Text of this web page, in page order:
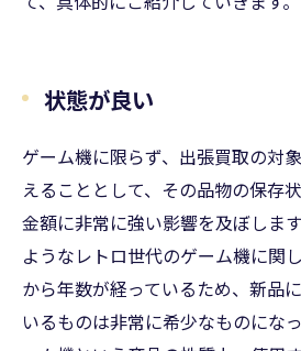
状態が良い
ゲーム機に限らず、出張買取の対
えることとして、その品物の保存
金額に非常に強い影響を及ぼしま
ようなレトロ世代のゲーム機に関
から年数が経っているため、新品
いるものは非常に希少なものにな